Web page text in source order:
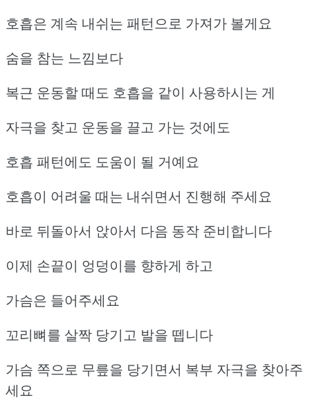
호흡은 계속 내쉬는 패턴으로 가져가 볼게요
숨을 참는 느낌보다
복근 운동할 때도 호흡을 같이 사용하시는 게
자극을 찾고 운동을 끌고 가는 것에도
호흡 패턴에도 도움이 될 거예요
호흡이 어려울 때는 내쉬면서 진행해 주세요
바로 뒤돌아서 앉아서 다음 동작 준비합니다
이제 손끝이 엉덩이를 향하게 하고
가슴은 들어주세요
꼬리뼈를 살짝 당기고 발을 뗍니다
가슴 쪽으로 무릎을 당기면서 복부 자극을 찾아주
세요